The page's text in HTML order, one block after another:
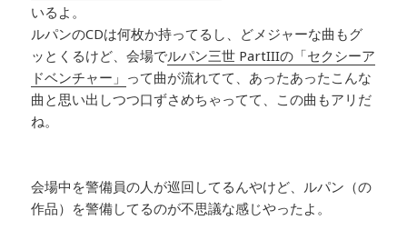
いるよ。
ルパンのCDは何枚か持ってるし、どメジャーな曲もグ
ッとくるけど、会場でルパン三世 PartIIIの「セクシーア
ドベンチャー」 って曲が流れてて、あったあったこんな
曲と思い出しつつ口ずさめちゃってて、この曲もアリだ
ね。
会場中を警備員の人が巡回してるんやけど、ルパン（の
作品）を警備してるのが不思議な感じやったよ。